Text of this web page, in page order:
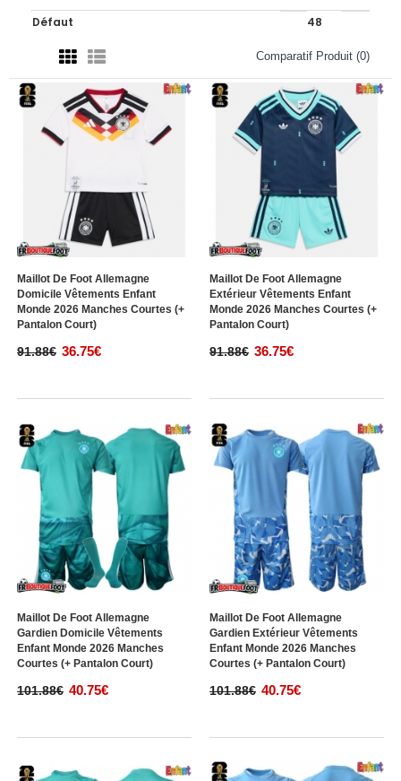
Comparatif Produit (0)
Maillot De Foot Allemagne
Domicile Vêtements Enfant
Monde 2026 Manches Courtes (+
Pantalon Court)
91.88€ 36.75€
Maillot De Foot Allemagne
Extérieur Vêtements Enfant
Monde 2026 Manches Courtes (+
Pantalon Court)
91.88€ 36.75€
Maillot De Foot Allemagne
Gardien Domicile Vêtements
Enfant Monde 2026 Manches
Courtes (+ Pantalon Court)
101.88€ 40.75€
Maillot De Foot Allemagne
Gardien Extérieur Vêtements
Enfant Monde 2026 Manches
Courtes (+ Pantalon Court)
101.88€ 40.75€